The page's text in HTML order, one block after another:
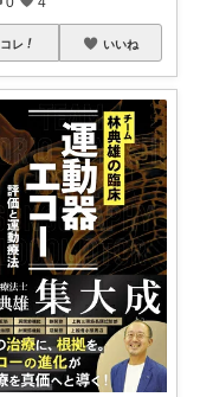
コレ いいね